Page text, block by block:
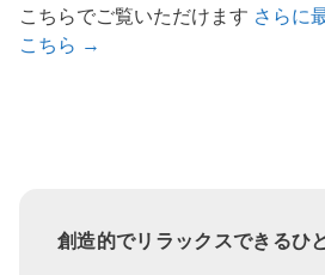
こちらでご覧いただけます さらに
こちら →
創造的でリラックスできるひ